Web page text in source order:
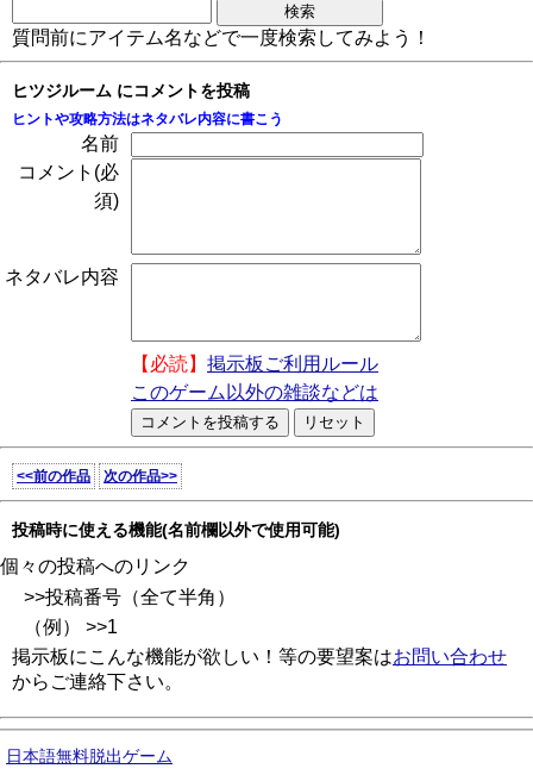
質問前にアイテム名などで一度検索してみよう！
ヒツジルーム にコメントを投稿
ヒントや攻略方法はネタバレ内容に書こう
名前
コメント(必
須)
ネタバレ内容
【必読】 掲示板ご利用ルール
このゲーム以外の雑談などは
<<前の作品 次の作品>>
投稿時に使える機能(名前欄以外で使用可能)
個々の投稿へのリンク
>>投稿番号（全て半角）
（例） >>1
掲示板にこんな機能が欲しい！等の要望案はお問い合わせ
からご連絡下さい。
日本語無料脱出ゲーム